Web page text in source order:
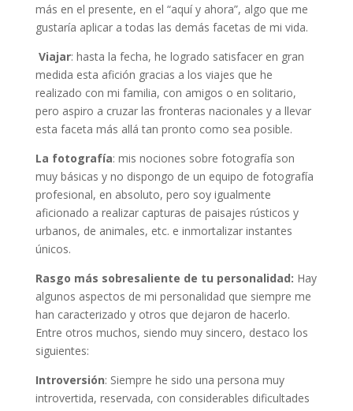
más en el presente, en el “aquí y ahora”, algo que me
gustaría aplicar a todas las demás facetas de mi vida.
Viajar: hasta la fecha, he logrado satisfacer en gran
medida esta afición gracias a los viajes que he
realizado con mi familia, con amigos o en solitario,
pero aspiro a cruzar las fronteras nacionales y a llevar
esta faceta más allá tan pronto como sea posible.
La fotografía: mis nociones sobre fotografía son
muy básicas y no dispongo de un equipo de fotografía
profesional, en absoluto, pero soy igualmente
aficionado a realizar capturas de paisajes rústicos y
urbanos, de animales, etc. e inmortalizar instantes
únicos.
Rasgo más sobresaliente de tu personalidad: Hay
algunos aspectos de mi personalidad que siempre me
han caracterizado y otros que dejaron de hacerlo.
Entre otros muchos, siendo muy sincero, destaco los
siguientes:
Introversión: Siempre he sido una persona muy
introvertida, reservada, con considerables dificultades